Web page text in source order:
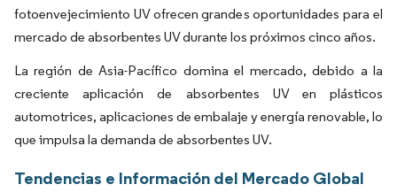
fotoenvejecimiento UV ofrecen grandes oportunidades para el
mercado de absorbentes UV durante los próximos cinco años.
La región de Asia-Pacífico domina el mercado, debido a la
creciente aplicación de absorbentes UV en plásticos
automotrices, aplicaciones de embalaje y energía renovable, lo
que impulsa la demanda de absorbentes UV.
Tendencias e Información del Mercado Global